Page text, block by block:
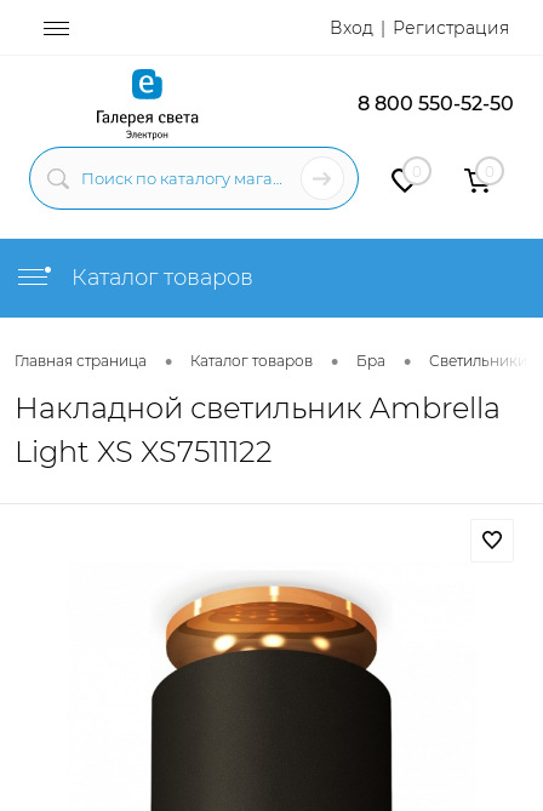
Вход Регистрация
8 800 550-52-50
0 0
Каталог товаров
Главная страница • Каталог товаров • Бра • Светильники
Накладной светильник Ambrella
Light XS XS7511122